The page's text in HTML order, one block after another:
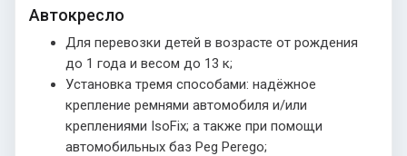
Автокресло
Для перевозки детей в возрасте от рождения
до 1 года и весом до 13 к;
Установка тремя способами: надёжное
крепление ремнями автомобиля и/или
креплениями IsoFix; а также при помощи
автомобильных баз Peg Perego;